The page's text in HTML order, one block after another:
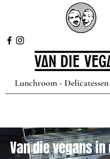
Lunchroom - Delicatessen
Van die vegans in